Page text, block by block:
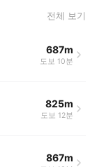
전체 보기
687m
도보 10분
825m
도보 12분
867m